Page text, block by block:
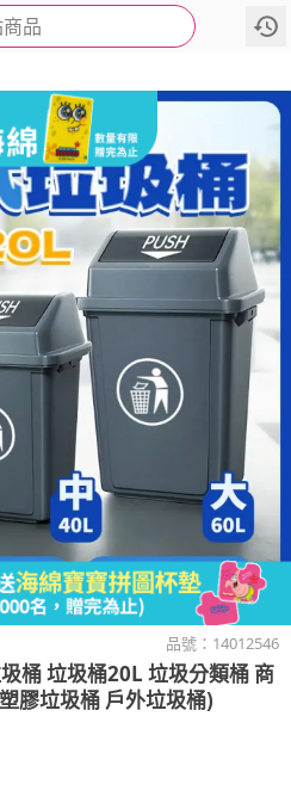
品
詳情
品號： 14012546
桶 垃圾桶20L 垃圾分類桶 商
膠垃圾桶 戶外垃圾桶)